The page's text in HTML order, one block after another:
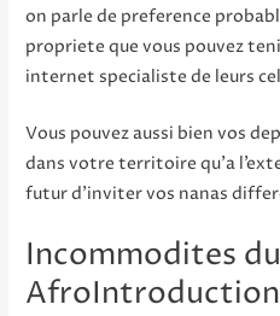
on parle de preference
propriete que vous pouvez
internet specialiste de leurs
Vous pouvez aussi bien vos
dans votre territoire qu’a
futur d’inviter vos nanas
Incommodites